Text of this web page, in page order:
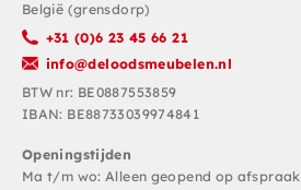
België (grensdorp)
+31 (0)6 23 45 66 21
info@deloodsmeubelen.nl
BTW nr: BE0887553859
IBAN: BE88733039974841
Openingstijden
Ma t/m wo: Alleen geopend op afspraak